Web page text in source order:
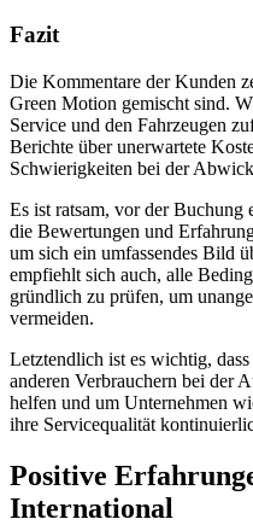
Fazit
Die Kommentare der Kunden
Green Motion gemischt sind.
Service und den Fahrzeugen
Berichte über unerwartete
Schwierigkeiten bei der
Es ist ratsam, vor der
die Bewertungen und
um sich ein umfassendes Bild
empfiehlt sich auch, alle
gründlich zu prüfen, um
vermeiden.
Letztendlich ist es wichtig,
anderen Verbrauchern bei der
helfen und um Unternehmen
ihre Servicequalität
Positive
International